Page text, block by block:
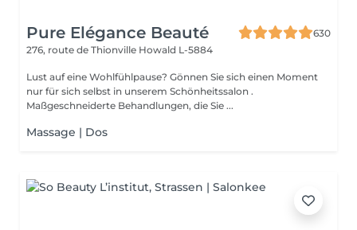
Pure Elégance Beauté
630
276, route de Thionville Howald L-5884
Lust auf eine Wohlfühlpause? Gönnen Sie sich einen Moment
nur für sich selbst in unserem Schönheitssalon .
Maßgeschneiderte Behandlungen, die Sie ...
Massage | Dos